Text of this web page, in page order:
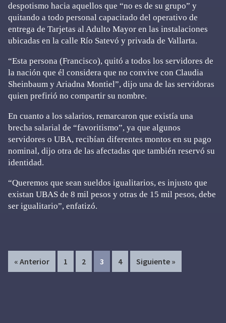
despotismo hacia aquellos que “no es de su grupo” y
quitando a todo personal capacitado del operativo de
entrega de Tarjetas al Adulto Mayor en las instalaciones
ubicadas en la calle Río Satevó y privada de Vallarta.
“Esta persona (Francisco), quitó a todos los servidores de
la nación que él considera que no convive con Claudia
Sheinbaum y Ariadna Montiel”, dijo una de las servidoras
quien prefirió no compartir su nombre.
En cuanto a los salarios, remarcaron que existía una
brecha salarial de “favoritismo”, ya que algunos
servidores o UBA, recibían diferentes montos en su pago
nominal, dijo otra de las afectadas que también reservó su
identidad.
“Queremos que sean sueldos igualitarios, es injusto que
existan UBAS de 8 mil pesos y otras de 15 mil pesos, debe
ser igualitario”, enfatizó.
« Anterior Page
1 Page
2 Page
3 Page
4 Siguiente »